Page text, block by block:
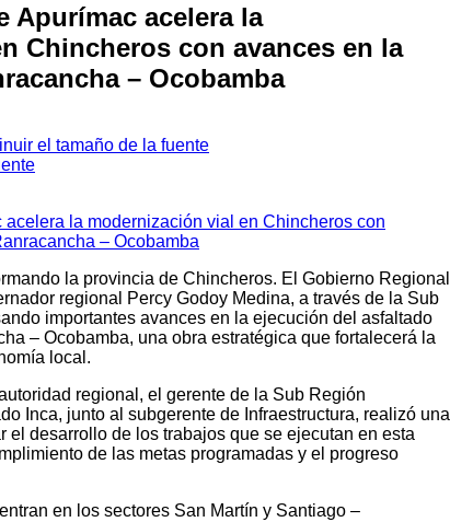
Apurímac acelera la
Chincheros con avances en la
– Ocobamba
la provincia de Chincheros. El Gobierno Regional
regional Percy Godoy Medina, a través de la Sub
importantes avances en la ejecución del asfaltado
– Ocobamba, una obra estratégica que fortalecerá la
local.
regional, el gerente de la Sub Región
Inca, junto al subgerente de Infraestructura, realizó una
el desarrollo de los trabajos que se ejecutan en esta
de las metas programadas y el progreso
en los sectores San Martín y Santiago –